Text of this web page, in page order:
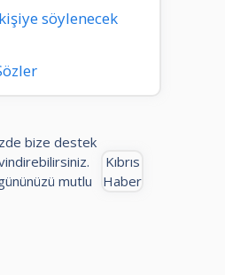
söylenecek
Kıbrıs
Haber
bize destek
mutlu